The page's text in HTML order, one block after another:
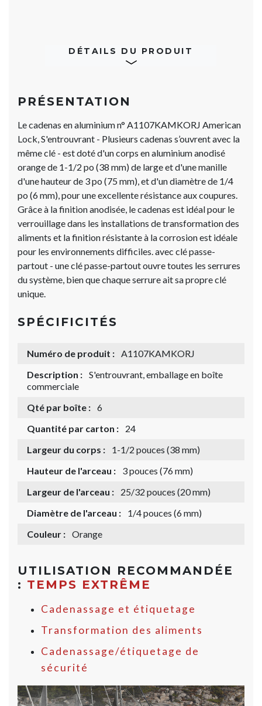
DÉTAILS DU PRODUIT
PRÉSENTATION
Le cadenas en aluminium n° A1107KAMKORJ American
Lock, S'entrouvrant - Plusieurs cadenas s’ouvrent avec la
même clé - est doté d'un corps en aluminium anodisé
orange de 1-1/2 po (38 mm) de large et d'une manille
d'une hauteur de 3 po (75 mm), et d'un diamètre de 1/4
po (6 mm), pour une excellente résistance aux coupures.
Grâce à la finition anodisée, le cadenas est idéal pour le
verrouillage dans les installations de transformation des
aliments et la finition résistante à la corrosion est idéale
pour les environnements difficiles. avec clé passe-
partout - une clé passe-partout ouvre toutes les serrures
du système, bien que chaque serrure ait sa propre clé
unique.
SPÉCIFICITÉS
Numéro de produit : A1107KAMKORJ
Description : S'entrouvrant, emballage en boîte
commerciale
Qté par boîte : 6
Quantité par carton :
24
Largeur du corps :
1-1/2 pouces (38 mm)
Hauteur de l'arceau :
3 pouces (76 mm)
Largeur de l'arceau :
25/32 pouces (20 mm)
Diamètre de l'arceau :
1/4 pouces (6 mm)
Couleur : Orange
UTILISATION RECOMMANDÉE
: TEMPS EXTRÊME
Cadenassage et étiquetage
Transformation des aliments
Cadenassage/étiquetage de
sécurité